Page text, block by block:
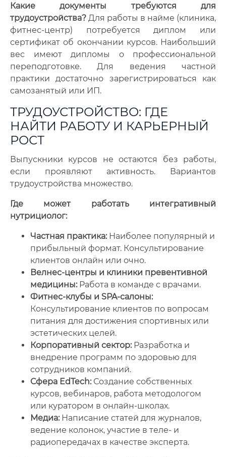
Какие документы требуются для
трудоустройства? Для работы в найме (клиника,
фитнес-центр) потребуется диплом или
сертификат об окончании курсов. Наибольший
вес имеют дипломы о профессиональной
переподготовке. Для ведения частной
практики достаточно зарегистрироваться как
самозанятый или ИП.
ТРУДОУСТРОЙСТВО: ГДЕ
НАЙТИ РАБОТУ И КАРЬЕРНЫЙ
РОСТ
Выпускники курсов не остаются без работы,
если проявляют активность. Вариантов
трудоустройства множество.
Где может работать интегративный
нутрициолог:
Частная практика:Наиболее популярный и
прибыльный формат. Консультирование
клиентов онлайн или очно.
Велнес-центры и клиники превентивной
медицины:Работа в команде с врачами.
Фитнес-клубы и SPA-салоны:
Консультирование клиентов по вопросам
питания для достижения спортивных или
эстетических целей.
Корпоративный сектор:Разработка и
внедрение программ по здоровью для
сотрудников компаний.
Сфера EdTech:Создание собственных
курсов, вебинаров, работа методологом
или куратором в онлайн-школах.
Медиа:Написание статей для журналов,
ведение колонок, участие в теле- и
радиопередачах в качестве эксперта.